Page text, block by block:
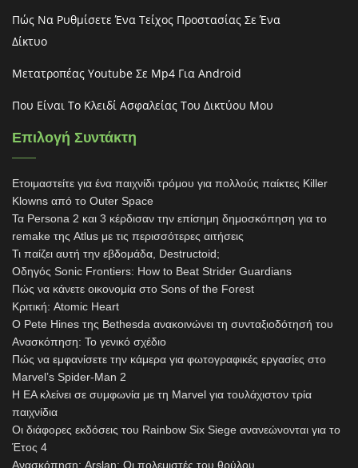
Πώς Να Ρυθμίσετε Ένα Τείχος Προστασίας Σε Ένα
Δίκτυο
Μετατροπέας Youtube Σε Mp4 Για Android
Που Είναι Το Κλειδί Ασφαλείας Του Δικτύου Μου
Επιλογή Συντάκτη
Ετοιμαστείτε για ένα παιχνίδι τρόμου για πολλούς παίκτες Killer
Klowns από το Outer Space
Τα Persona 2 και 3 κέρδισαν την επίσημη δημοσκόπηση για το
remake της Atlus με τις περισσότερες αιτήσεις
Τι παίζει αυτή την εβδομάδα, Destructoid;
Οδηγός Sonic Frontiers: How to Beat Strider Guardians
Πώς να κάνετε οικονομία στο Sons of the Forest
Κριτική: Atomic Heart
Ο Pete Hines της Bethesda ανακοινώνει τη συνταξιοδότησή του
Ανασκόπηση: Το γενικό σχέδιο
Πώς να εμφανίσετε την κάμερα για φωτογραφικές εργασίες στο
Marvel’s Spider-Man 2
Η EA κλείνει σε συμφωνία με τη Marvel για τουλάχιστον τρία
παιχνίδια
Οι διάφορες εκδόσεις του Rainbow Six Siege ανανεώνονται για το
Έτος 4
Ανασκόπηση: Arslan: Οι πολεμιστές του θρύλου